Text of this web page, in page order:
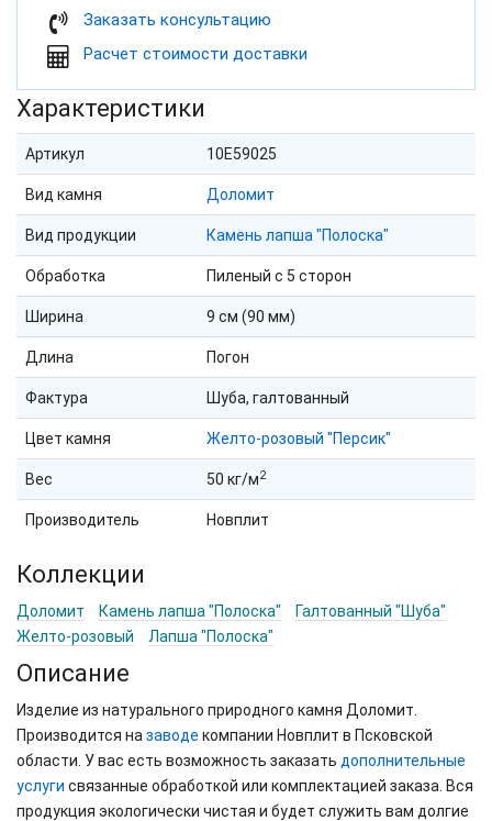
Заказать консультацию
Расчет стоимости доставки
Характеристики
Артикул 10E59025
Вид камня Доломит
Вид продукции Камень лапша "Полоска"
Обработка Пиленый с 5 сторон
Ширина 9 см (90 мм)
Длина Погон
Фактура Шуба, галтованный
Цвет камня Желто-розовый "Персик"
Вес 50 кг/м2
Производитель Новплит
Коллекции
Доломит Камень лапша "Полоска"
Галтованный "Шуба"
Желто-розовый
Лапша "Полоска"
Описание
Изделие из натурального природного камня Доломит.
Производится на заводе компании Новплит в Псковской
области. У вас есть возможность заказать дополнительные
услуги связанные обработкой или комплектацией заказа. Вся
продукция экологически чистая и будет служить вам долгие